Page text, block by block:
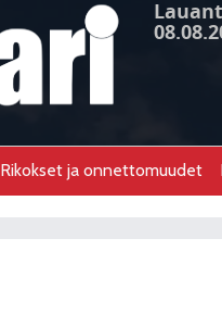
Rikokset ja onnettomuudet